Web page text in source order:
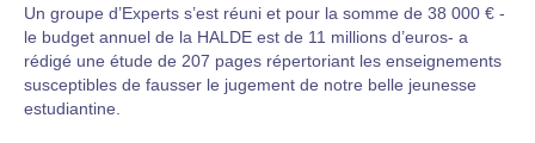
Un groupe d’Experts s’est réuni et pour la somme de 38 000 € -
le budget annuel de la HALDE est de 11 millions d’euros- a
rédigé une étude de 207 pages répertoriant les enseignements
susceptibles de fausser le jugement de notre belle jeunesse
estudiantine.